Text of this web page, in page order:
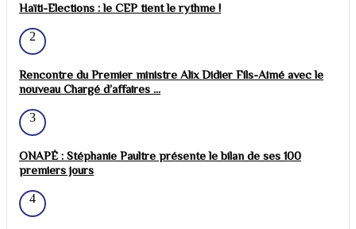
Haïti-Elections : le CEP tient le rythme !
2
Rencontre du Premier ministre Alix Didier Fils-Aimé avec le
nouveau Chargé d’affaires ...
3
ONAPÉ : Stéphanie Paultre présente le bilan de ses 100
premiers jours
4